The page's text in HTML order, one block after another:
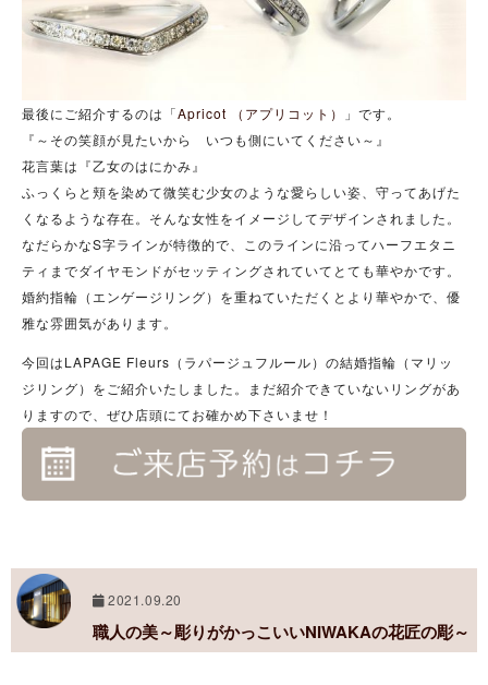
最後にご紹介するのは「Apricot （アプリコット）
」です。
『～その笑顔が見たいから いつも側にいてください～』
花言葉は『乙女のはにかみ』
ふっくらと頬を染めて微笑む少女のような愛らしい姿、守ってあげた
くなるような存在。そんな女性をイメージしてデザインされました。
なだらかなS字ラインが特徴的で、このラインに沿ってハーフエタニ
ティまでダイヤモンドがセッティングされていてとても華やかです。
婚約指輪（エンゲージリング）を重ねていただくとより華やかで、優
雅な雰囲気があります。
今回はLAPAGE Fleurs（ラパージュフルール）の結婚指輪（マリッ
ジリング）をご紹介いたしました。まだ紹介できていないリングがあ
りますので、ぜひ店頭にてお確かめ下さいませ！
2021.09.20
職人の美～彫りがかっこいいNIWAKAの花匠の彫～